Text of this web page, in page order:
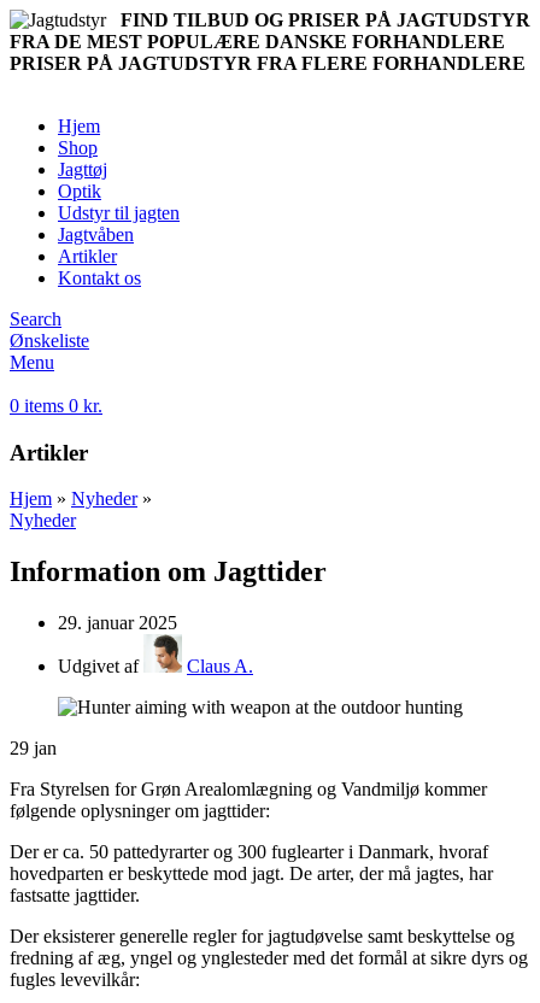
FIND TILBUD OG PRISER PÅ JAGTUDSTYR
FRA DE MEST POPULÆRE DANSKE FORHANDLERE
PRISER PÅ JAGTUDSTYR FRA FLERE FORHANDLERE
Hjem
Shop
Jagttøj
Optik
Udstyr til jagten
Jagtvåben
Artikler
Kontakt os
Search
Ønskeliste
Menu
0 items 0 kr.
Artikler
Hjem » Nyheder»
Nyheder
Information om Jagttider
29. januar 2025
Udgivet af Claus A.
29 jan
Fra Styrelsen for Grøn Arealomlægning og Vandmiljø kommer
følgende oplysninger om jagttider:
Der er ca. 50 pattedyrarter og 300 fuglearter i Danmark, hvoraf
hovedparten er beskyttede mod jagt. De arter, der må jagtes, har
fastsatte jagttider.
Der eksisterer generelle regler for jagtudøvelse samt beskyttelse og
fredning af æg, yngel og ynglesteder med det formål at sikre dyrs og
fugles levevilkår: